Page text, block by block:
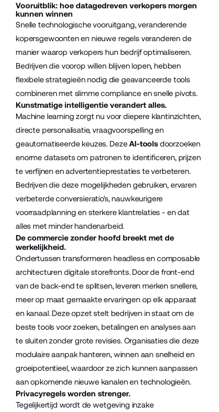
Vooruitblik: hoe datagedreven verkopers morgen
kunnen winnen
Snelle technologische vooruitgang, veranderende
kopersgewoonten en nieuwe regels veranderen de
manier waarop verkopers hun bedrijf optimaliseren.
Bedrijven die voorop willen blijven lopen, hebben
flexibele strategieën nodig die geavanceerde tools
combineren met slimme compliance en snelle pivots.
Kunstmatige intelligentie verandert alles.
Machine learning zorgt nu voor diepere klantinzichten,
directe personalisatie, vraagvoorspelling en
geautomatiseerde keuzes. DezeAI-toolsdoorzoeken
enorme datasets om patronen te identificeren, prijzen
te verfijnen en advertentieprestaties te verbeteren.
Bedrijven die deze mogelijkheden gebruiken, ervaren
verbeterde conversieratio's, nauwkeurigere
voorraadplanning en sterkere klantrelaties - en dat
alles met minder handenarbeid.
De commercie zonder hoofd breekt met de
werkelijkheid.
Ondertussen transformeren headless en composable
architecturen digitale storefronts. Door de front-end
van de back-end te splitsen, leveren merken snellere,
meer op maat gemaakte ervaringen op elk apparaat
en kanaal. Deze opzet stelt bedrijven in staat om de
beste tools voor zoeken, betalingen en analyses aan
te sluiten zonder grote revisies. Organisaties die deze
modulaire aanpak hanteren, winnen aan snelheid en
groeipotentieel, waardoor ze zich kunnen aanpassen
aan opkomende nieuwe kanalen en technologieën.
Privacyregels worden strenger.
Tegelijkertijd wordt de wetgeving inzake